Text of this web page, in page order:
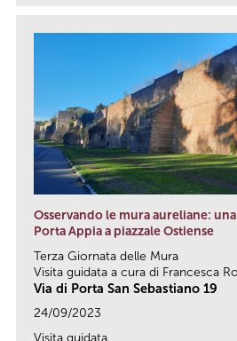
Osservando le mura aureliane: una
Porta Appia a piazzale Ostiense
Terza Giornata delle Mura
Visita guidata a cura di Francesca
Via di Porta San Sebastiano 19
24/09/2023
Visita guidata